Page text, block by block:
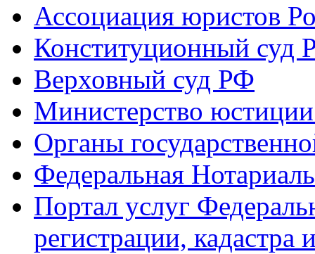
Ассоциация юристов
Конституционный суд
Верховный суд РФ
Министерство
Органы
Федеральная
Портал услуг
регистрации, кадастра